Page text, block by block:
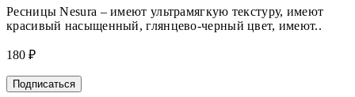
Ресницы Nesura – имеют ультрамягкую текстуру, имеют
красивый насыщенный, глянцево-черный цвет, имеют..
180 ₽
Подписаться